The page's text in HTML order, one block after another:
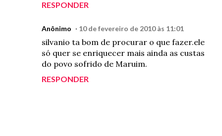
RESPONDER
Anônimo 10 de fevereiro de 2010 às 11:01
silvanio ta bom de procurar o que fazer.ele
só quer se enriquecer mais ainda as custas
do povo sofrido de Maruim.
RESPONDER